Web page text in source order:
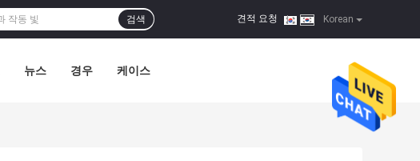
Korean
견적 요청 |
검색
뉴스 경우 케이스